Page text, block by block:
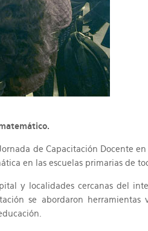
de Capacitación Docente
en las escuelas primarias de
y localidades cercanas del
se abordaron